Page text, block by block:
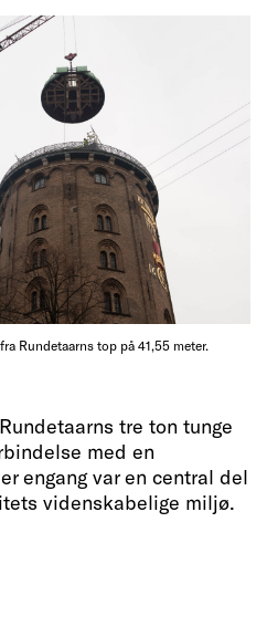
Rundetaarns top på 41,55 meter.
Rundetaarns tre ton tunge
med en
engang var en central del
videnskabelige miljø.